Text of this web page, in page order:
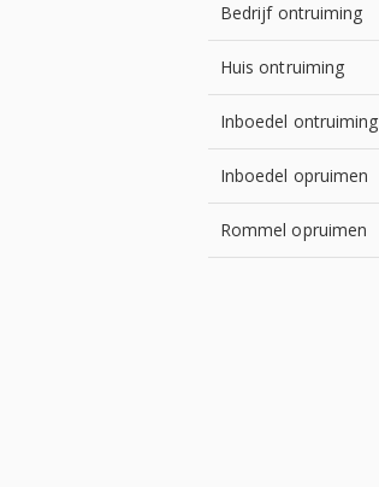
Bedrijf ontruiming
Huis ontruiming
Inboedel ontruiming
Inboedel opruimen
Rommel opruimen